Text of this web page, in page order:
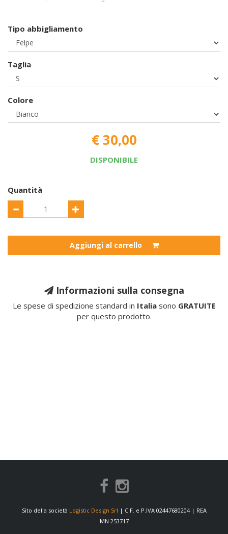
Tipo abbigliamento
Taglia
Colore
€ 30,00
DISPONIBILE
Quantità
Aggiungi al carrello
Informazioni sulla consegna
Le spese di spedizione standard in Italiasono GRATUITE
per questo prodotto.
Sito della società Logistic Design Srl | C.F. e P.IVA 02447680204 | REA
MN 253717